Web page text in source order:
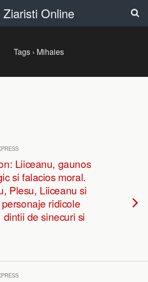
Ziaristi Online
Tags › Mihaies
Liiceanu, gaunos
si falacios moral.
Plesu, Liiceanu si
ridicole
de sinecuri si